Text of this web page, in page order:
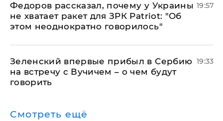
Федоров рассказал, почему у Украины
не хватает ракет для ЗРК Patriot: "Об
этом неоднократно говорилось"
19:57
Зеленский впервые прибыл в Сербию
на встречу с Вучичем – о чем будут
говорить
19:33
Смотреть ещё